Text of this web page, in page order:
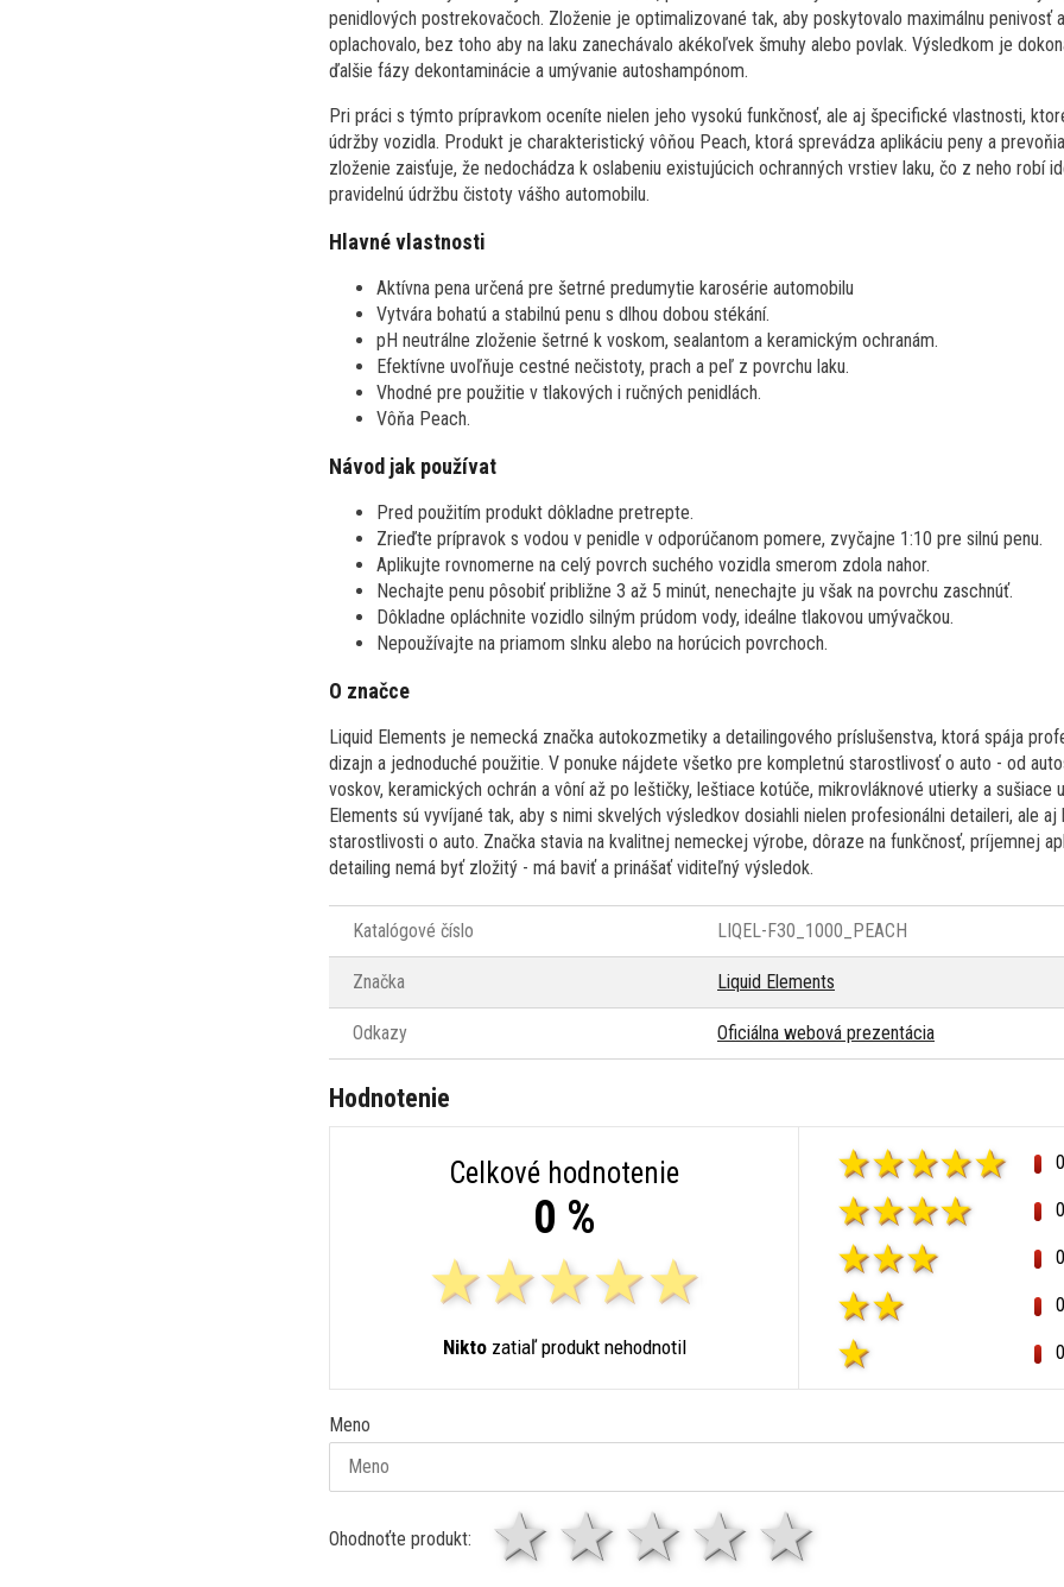
penidlových postrekovačoch. Zloženie je optimalizované tak, aby poskytovalo maximálnu penivosť
oplachovalo, bez toho aby na laku zanechávalo akékoľvek šmuhy alebo povlak. Výsledkom je
ďalšie fázy dekontaminácie a umývanie autoshampónom.
Pri práci s týmto prípravkom oceníte nielen jeho vysokú funkčnosť, ale aj špecifické vlastnosti,
údržby vozidla. Produkt je charakteristický vôňou Peach, ktorá sprevádza aplikáciu peny a
zloženie zaisťuje, že nedochádza k oslabeniu existujúcich ochranných vrstiev laku, čo z neho robí
pravidelnú údržbu čistoty vášho automobilu.
Hlavné vlastnosti
Aktívna pena určená pre šetrné predumytie karosérie automobilu
Vytvára bohatú a stabilnú penu s dlhou dobou stékání.
pH neutrálne zloženie šetrné k voskom, sealantom a keramickým ochranám.
Efektívne uvoľňuje cestné nečistoty, prach a peľ z povrchu laku.
Vhodné pre použitie v tlakových i ručných penidlách.
Vôňa Peach.
Návod jak používat
Pred použitím produkt dôkladne pretrepte.
Zrieďte prípravok s vodou v penidle v odporúčanom pomere, zvyčajne 1:10 pre silnú penu.
Aplikujte rovnomerne na celý povrch suchého vozidla smerom zdola nahor.
Nechajte penu pôsobiť približne 3 až 5 minút, nenechajte ju však na povrchu zaschnúť.
Dôkladne opláchnite vozidlo silným prúdom vody, ideálne tlakovou umývačkou.
Nepoužívajte na priamom slnku alebo na horúcich povrchoch.
O značce
Liquid Elements je nemecká značka autokozmetiky a detailingového príslušenstva, ktorá spája
dizajn a jednoduché použitie. V ponuke nájdete všetko pre kompletnú starostlivosť o auto - od
voskov, keramických ochrán a vôní až po leštičky, leštiace kotúče, mikrovláknové utierky a sušiace
Elements sú vyvíjané tak, aby s nimi skvelých výsledkov dosiahli nielen profesionálni detaileri, ale aj
starostlivosti o auto. Značka stavia na kvalitnej nemeckej výrobe, dôraze na funkčnosť, príjemnej
detailing nemá byť zložitý - má baviť a prinášať viditeľný výsledok.
Katalógové číslo LIQEL-F30_1000_PEACH
Značka Liquid Elements
Odkazy Oficiálna webová prezentácia
Hodnotenie
Celkové hodnotenie
0 %
Niktozatiaľ produkt nehodnotil
Meno
Ohodnoťte produkt: 4 hviezdy
3 hviezdy
2 hviezdy
1 hviezda